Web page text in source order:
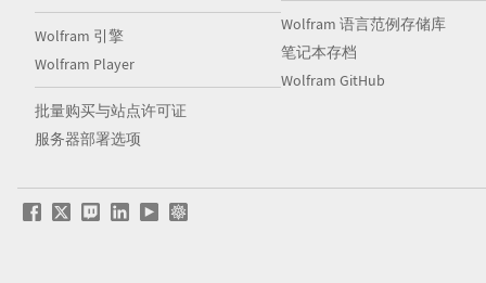
Wolfram 引擎
Wolfram Player
批量购买与站点许可证
服务器部署选项
Wolfram 语言范例存储库
笔记本存档
Wolfram GitHub